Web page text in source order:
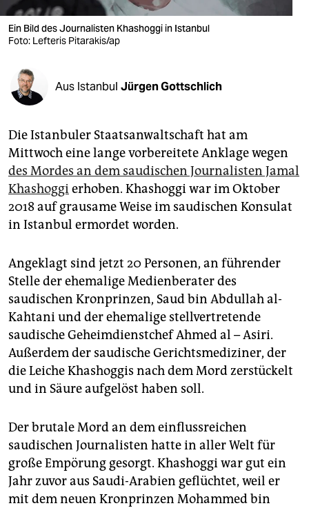
verlag
shop
fragen & hilfe
unterstützen
abo
genossenschaft
epaper login
Ein Bild des Journalisten Khashoggi in Istanbul
Foto: Lefteris Pitarakis/ap
Aus Istanbul Jürgen Gottschlich
Die Istanbuler Staatsanwaltschaft hat am
Mittwoch eine lange vorbereitete Anklage wegen
des Mordes an dem saudischen Journalisten Jamal
Khashoggierhoben. Khashoggi war im Oktober
2018 auf grausame Weise im saudischen Konsulat
in Istanbul ermordet worden.
Angeklagt sind jetzt 20 Personen, an führender
Stelle der ehemalige Medienberater des
saudischen Kronprinzen, Saud bin Abdullah al-
Kahtani und der ehemalige stellvertretende
saudische Geheimdienstchef Ahmed al – Asiri.
Außerdem der saudische Gerichtsmediziner, der
die Leiche Khashoggis nach dem Mord zerstückelt
und in Säure aufgelöst haben soll.
Der brutale Mord an dem einflussreichen
saudischen Journalisten hatte in aller Welt für
große Empörung gesorgt. Khashoggi war gut ein
Jahr zuvor aus Saudi-Arabien geflüchtet, weil er
mit dem neuen Kronprinzen Mohammed bin